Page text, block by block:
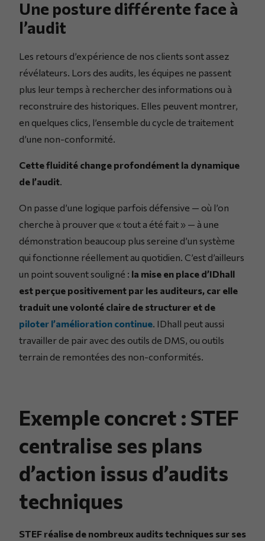
Une posture différente face à
l’audit
Les retours d’expérience de nos clients sont assez
révélateurs. Lors des audits, les équipes ne passent
plus leur temps à rechercher des informations ou à
reconstruire des historiques. Elles peuvent montrer,
en quelques clics, l’ensemble du cycle de traitement
d’une non-conformité.
Cette fluidité change profondément la dynamique
de l’audit.
On passe d’une logique parfois défensive — où l’on
cherche à prouver que « tout a été fait » — à une
démonstration beaucoup plus sereine d’un système
qui fonctionne réellement au quotidien. C’est d’ailleurs
un point souvent souligné : la mise en place d’IDhall
est perçue positivement par les auditeurs, car elle
traduit une volonté claire de structurer et de
piloter l’amélioration continue. IDhall peut aussi
travailler de pair avec des outils de DMS, ou outils
terrain de remontées des non-conformités.
Exemple concret : STEF
centralise ses plans
d’action issus d’audits
techniques
STEF réalise de nombreux audits techniques sur ses